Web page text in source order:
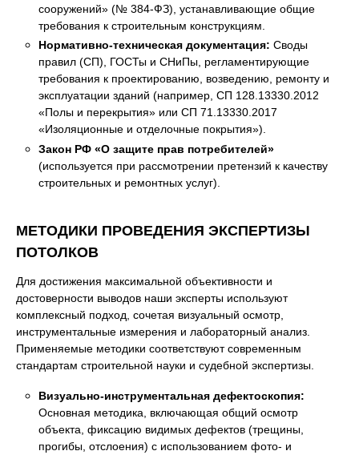
сооружений» (№ 384-ФЗ), устанавливающие общие
требования к строительным конструкциям.
Нормативно-техническая документация: Своды
правил (СП), ГОСТы и СНиПы, регламентирующие
требования к проектированию, возведению, ремонту и
эксплуатации зданий (например, СП 128.13330.2012
«Полы и перекрытия» или СП 71.13330.2017
«Изоляционные и отделочные покрытия»).
Закон РФ «О защите прав потребителей»
(используется при рассмотрении претензий к качеству
строительных и ремонтных услуг).
МЕТОДИКИ ПРОВЕДЕНИЯ ЭКСПЕРТИЗЫ
ПОТОЛКОВ
Для достижения максимальной объективности и
достоверности выводов наши эксперты используют
комплексный подход, сочетая визуальный осмотр,
инструментальные измерения и лабораторный анализ.
Применяемые методики соответствуют современным
стандартам строительной науки и судебной экспертизы.
Визуально-инструментальная дефектоскопия:
Основная методика, включающая общий осмотр
объекта, фиксацию видимых дефектов (трещины,
прогибы, отслоения) с использованием фото- и